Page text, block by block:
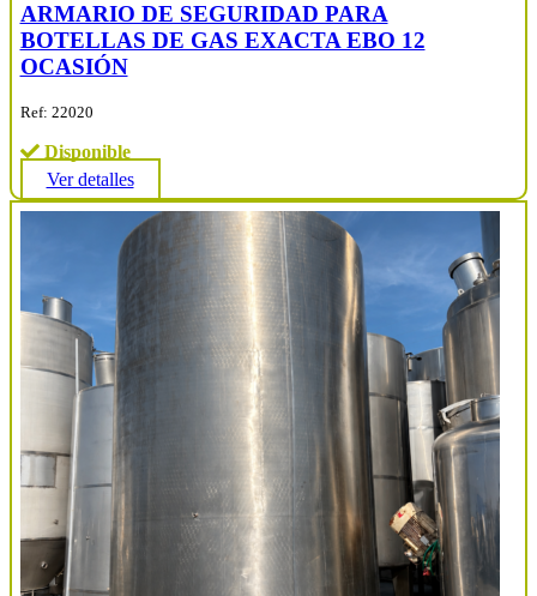
ARMARIO DE SEGURIDAD PARA
BOTELLAS DE GAS EXACTA EBO 12
OCASIÓN
Ref: 22020
Disponible
Ver detalles